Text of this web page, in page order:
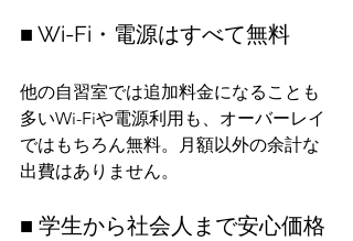
■ Wi-Fi・電源はすべて無料
他の自習室では追加料金になることも
多いWi-Fiや電源利用も、オーバーレイ
ではもちろん無料。月額以外の余計な
出費はありません。
■ 学生から社会人まで安心価格